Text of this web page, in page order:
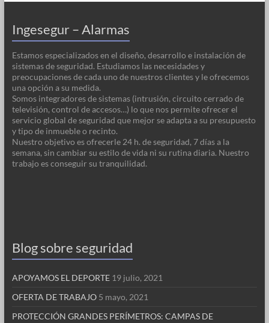
Ingesegur – Alarmas
Estamos especializados en el diseño, desarrollo e instalación de
sistemas de seguridad. Estudiamos las necesidades y
preocupaciones de cada uno de nuestros clientes y le ofrecemos
una opción a su medida.
Somos integradores de sistemas (intrusión, circuito cerrado de
televisión, control de accesos…) lo que nos permite ofrecer el
servicio global de seguridad que mejor se adapta a su presupuesto
y tipo de inmueble o recinto.
Nuestro objetivo es ofrecerle 24 h. de seguridad, 7 días a la
semana, sin cambiar su estilo de vida ni su rutina diaria. Nuestro
trabajo es conseguir su tranquilidad.
Blog sobre seguridad
APOYAMOS EL DEPORTE 19 julio, 2021
OFERTA DE TRABAJO 5 mayo, 2021
PROTECCIÓN GRANDES PERÍMETROS: CAMPAS DE